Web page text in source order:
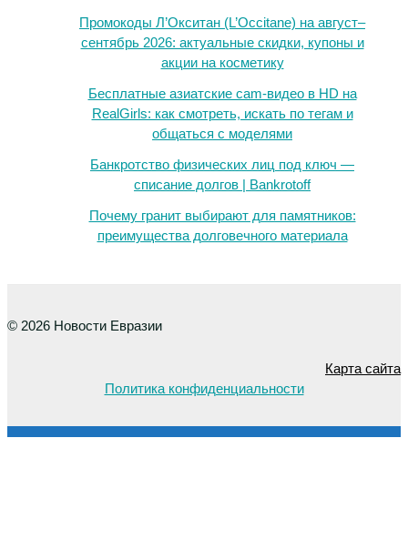
Промокоды Л’Окситан (L’Occitane) на август–
сентябрь 2026: актуальные скидки, купоны и
акции на косметику
Бесплатные азиатские cam-видео в HD на
RealGirls: как смотреть, искать по тегам и
общаться с моделями
Банкротство физических лиц под ключ —
списание долгов | Bankrotoff
Почему гранит выбирают для памятников:
преимущества долговечного материала
© 2026 Новости Евразии
Карта сайта
Политика конфиденциальности